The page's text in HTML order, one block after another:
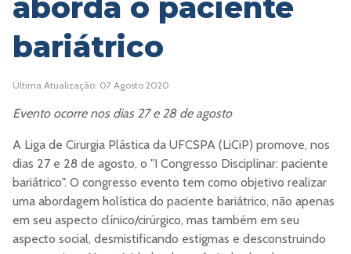
aborda o paciente
bariátrico
Última Atualização: 07 Agosto 2020
Evento ocorre nos dias 27 e 28 de agosto
A Liga de Cirurgia Plástica da UFCSPA (LiCiP) promove, nos
dias 27 e 28 de agosto, o "I Congresso Disciplinar: paciente
bariátrico". O congresso evento tem como objetivo realizar
uma abordagem holística do paciente bariátrico, não apenas
em seu aspecto clínico/cirúrgico, mas também em seu
aspecto social, desmistificando estigmas e desconstruindo